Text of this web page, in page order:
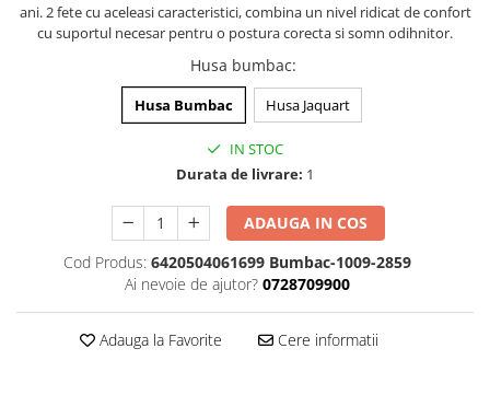
Dulap si cutii depozitare jucarii
Mobilier Birou
Sac de dormit 70 cm
Sac de dormit 80 cm
Sac de dormit 90 cm
Sac de dormit 100 cm
Sac de dormit 110 cm
ani. 2 fete cu aceleasi caracteristici, combina un nivel ridicat de confort
cu suportul necesar pentru o postura corecta si somn odihnitor.
Husa bumbac:
Husa Bumbac Husa Jaquart
IN STOC
Durata de livrare: 1
ADAUGA IN COS
Cod Produs: 6420504061699 Bumbac-1009-2859
Ai nevoie de ajutor? 0728709900
Adauga la Favorite Cere informatii